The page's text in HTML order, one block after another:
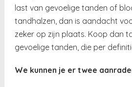
last van gevoelige tanden of
tandhalzen, dan is aandacht
zeker op zijn plaats. Koop dan
gevoelige tanden, die per
We kunnen je er twee